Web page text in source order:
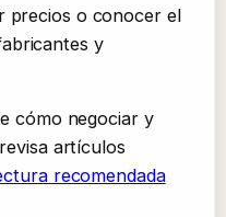
precios o conocer el
y
cómo negociar y
artículos
recomendada